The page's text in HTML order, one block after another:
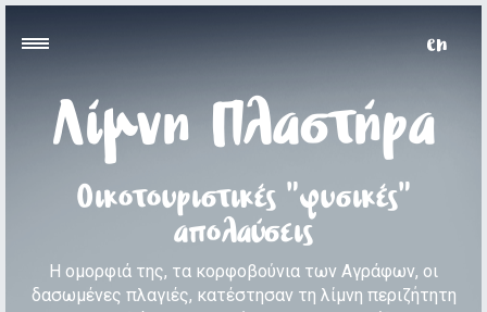
Λίμνη Πλαστήρα
Οικοτουριστικές "φυσικές"
απολαύσεις
Η ομορφιά της, τα κορφοβούνια των Αγράφων, οι
δασωμένες πλαγιές, κατέστησαν τη λίμνη περιζήτητη